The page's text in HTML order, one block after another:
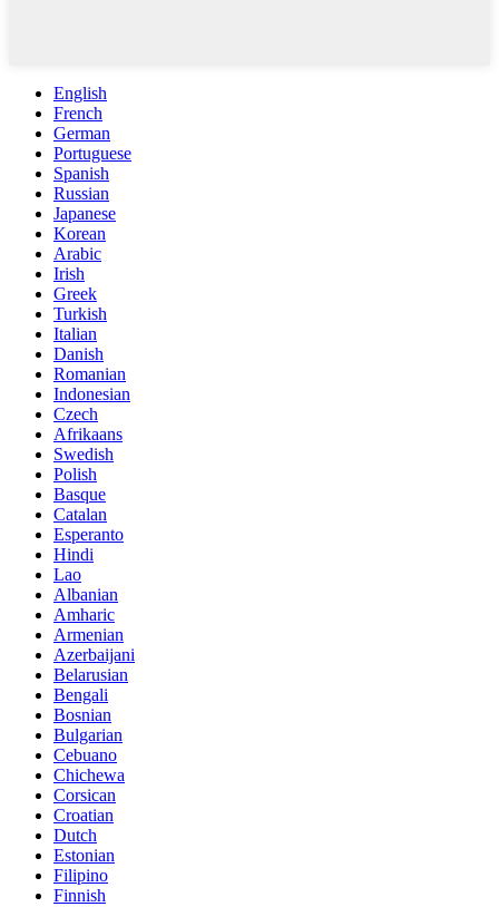
English
French
German
Portuguese
Spanish
Russian
Japanese
Korean
Arabic
Irish
Greek
Turkish
Italian
Danish
Romanian
Indonesian
Czech
Afrikaans
Swedish
Polish
Basque
Catalan
Esperanto
Hindi
Lao
Albanian
Amharic
Armenian
Azerbaijani
Belarusian
Bengali
Bosnian
Bulgarian
Cebuano
Chichewa
Corsican
Croatian
Dutch
Estonian
Filipino
Finnish